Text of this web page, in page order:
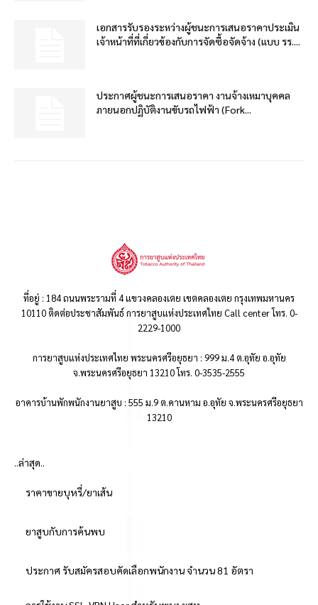
เอกสารรับรองระหว่างผู้ชนะการเสนอราคาประเมิน
เจ้าหน้าที่ที่เกี่ยวข้องกับการจัดซื้อจัดจ้าง (แบบ รร....
ประกาศผู้ชนะการเสนอราคา งานจ้างเหมาบุคคล
ภายนอกปฏิบัติงานขับรถไฟฟ้า (Fork...
ที่อยู่ : 184 ถนนพระรามที่ 4 แขวงคลองเตย เขตคลองเตย กรุงเทพมหานคร
10110 ติดต่อประชาสัมพันธ์ การยาสูบแห่งประเทศไทย Call center โทร. 0-
2229-1000
การยาสูบแห่งประเทศไทย พระนครศรีอยุธยา : 999 ม.4 ต.อุทัย อ.อุทัย
จ.พระนครศรีอยุธยา 13210 โทร. 0-3535-2555
อาคารบ้านพักพนักงานยาสูบ : 555 ม.9 ต.คานหาม อ.อุทัย จ.พระนครศรีอยุธยา
13210
..ล่าสุด..
ราคาขายบุหรี่/ยาเส้น
ยาสูบกับการค้นพบ
ประกาศ รับสมัครสอบคัดเลือกพนักงาน จำนวน 81 อัตรา